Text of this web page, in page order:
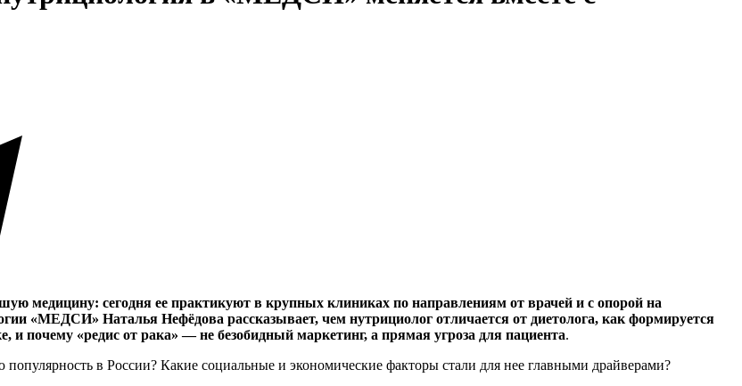
медицину: сегодня ее практикуют в крупных клиниках по направлениям от врачей и с опорой на
«МЕДСИ» Наталья Нефёдова рассказывает, чем нутрициолог отличается от диетолога, как формируется
и почему «редис от рака» — не безобидный маркетинг, а прямая угроза для пациента.
в России? Какие социальные и экономические факторы стали для нее главными драйверами?